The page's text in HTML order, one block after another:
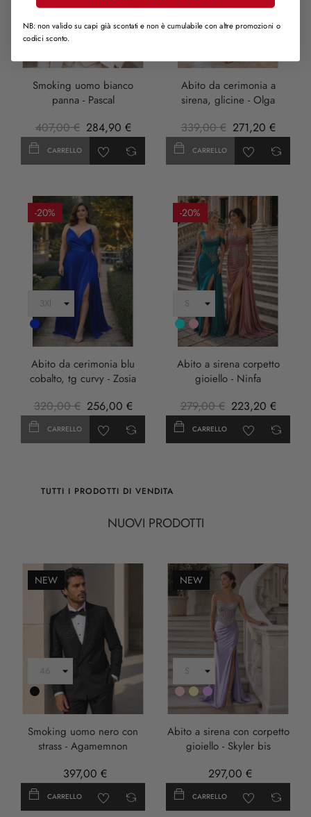
Smoking uomo bianco
panna - Pascal
407,00 € 284,90 €
CARRELLO
Abito da cerimonia a
sirena, glicine - Olga
339,00 € 271,20 €
CARRELLO
-20%
Cobalto
Abito da cerimonia blu
cobalto, tg curvy - Zosia
320,00 € 256,00 €
CARRELLO
-20%
Turchese
rosa
anticha
Abito a sirena corpetto
gioiello - Ninfa
279,00 € 223,20 €
CARRELLO
TUTTI I PRODOTTI DI VENDITA
NUOVI PRODOTTI
NEW
Nero
Smoking uomo nero con
strass - Agamemnon
397,00 €
CARRELLO
NEW
RosaOroLILLA
Abito a sirena con corpetto
gioiello - Skyler bis
297,00 €
CARRELLO
NB: non valido su capi già scontati e non è cumulabile con altre promozioni o
codici sconto.